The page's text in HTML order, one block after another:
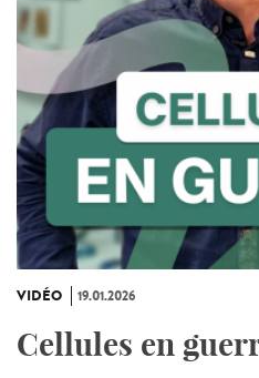
VIDÉO 19.01.2026
Cellules en